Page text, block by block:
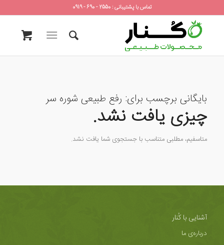
تماس با پشتیبانی : 2550 - 690 - 0919
بایگانی برچسب برای: رفع طبیعی شوره سر
چیزی یافت نشد.
متاسفیم، مطلبی متناسب با جستجوی شما یافت نشد.
آشنایی با کُنار
درباره‌ی ما